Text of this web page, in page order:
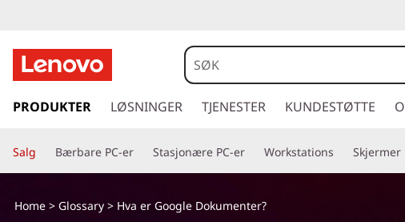
å
l
h
v
PRODUKTER LØSNINGER TJENESTER KUNDESTØTTE
Salg Bærbare PC-er Stasjonære PC-er Workstations Skjermer
Home > Glossary > Hva er Google Dokumenter?